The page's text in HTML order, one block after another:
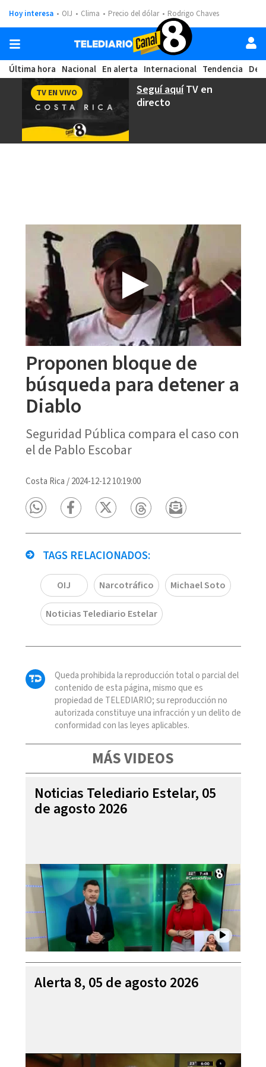
Hoy interesa OIJ Clima Precio del dólar Rodrigo Chaves
Última hora Nacional En alerta Internacional Tendencia
Seguí aquíTV en
directo
TV EN VIVO
Proponen bloque de
búsqueda para detener a
Diablo
Seguridad Pública compara el caso con
el de Pablo Escobar
Costa Rica /2024-12-12 10:19:00
TAGS RELACIONADOS:
OIJ Narcotráfico Michael Soto
Noticias Telediario Estelar
Queda prohibida la reproducción total o parcial del
contenido de esta página, mismo que es
propiedad de TELEDIARIO; su reproducción no
autorizada constituye una infracción y un delito de
conformidad con las leyes aplicables.
MÁS VIDEOS
Noticias Telediario Estelar, 05
de agosto 2026
Alerta 8, 05 de agosto 2026